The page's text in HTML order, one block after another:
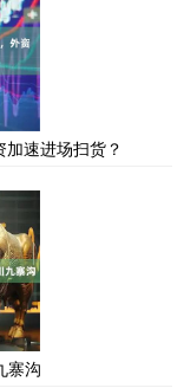
速进场扫货？
寨沟